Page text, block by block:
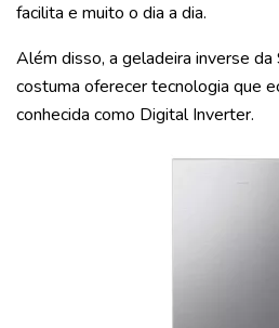
facilita e muito o dia a dia.
Além disso, a geladeira inverse da
costuma oferecer tecnologia que
conhecida como Digital Inverter.